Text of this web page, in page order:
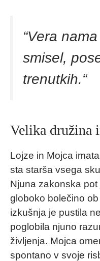
“Vera
smisel,
trenutkih.“
Velika družina
Lojze in Mojca
sta starša vsega
Njuna zakonska
globoko bolečino
izkušnja je pustila
poglobila njuno
življenja. Mojca
spontano v svoje